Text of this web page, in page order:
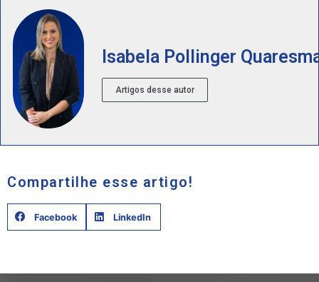
Isabela Pollinger
Artigos desse autor
Compartilhe esse artigo!
Facebook LinkedIn